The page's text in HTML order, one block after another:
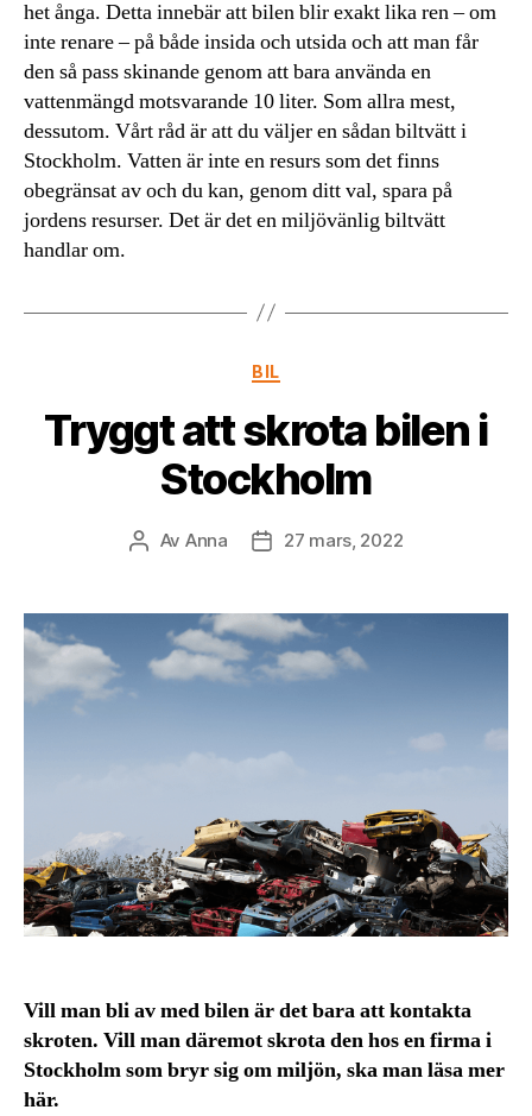
het ånga. Detta innebär att bilen blir exakt lika ren – om
inte renare – på både insida och utsida och att man får
den så pass skinande genom att bara använda en
vattenmängd motsvarande 10 liter. Som allra mest,
dessutom. Vårt råd är att du väljer en sådan biltvätt i
Stockholm. Vatten är inte en resurs som det finns
obegränsat av och du kan, genom ditt val, spara på
jordens resurser. Det är det en miljövänlig biltvätt
handlar om.
Kategorier
BIL
Tryggt att skrota bilen i
Stockholm
Inläggsförfattare
Av Anna Inläggsdatum
27 mars, 2022
Vill man bli av med bilen är det bara att kontakta
skroten. Vill man däremot skrota den hos en firma i
Stockholm som bryr sig om miljön, ska man läsa mer
här.